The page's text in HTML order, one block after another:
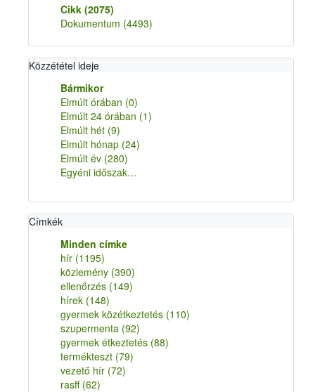
Cikk (2075)
Dokumentum (4493)
Közzététel ideje
Bármikor
Elmúlt órában (0)
Elmúlt 24 órában (1)
Elmúlt hét (9)
Elmúlt hónap (24)
Elmúlt év (280)
Egyéni időszak…
Címkék
Minden címke
hír (1195)
közlemény (390)
ellenőrzés (149)
hírek (148)
gyermek közétkeztetés (110)
szupermenta (92)
gyermek étkeztetés (88)
termékteszt (79)
vezető hír (72)
rasff (62)